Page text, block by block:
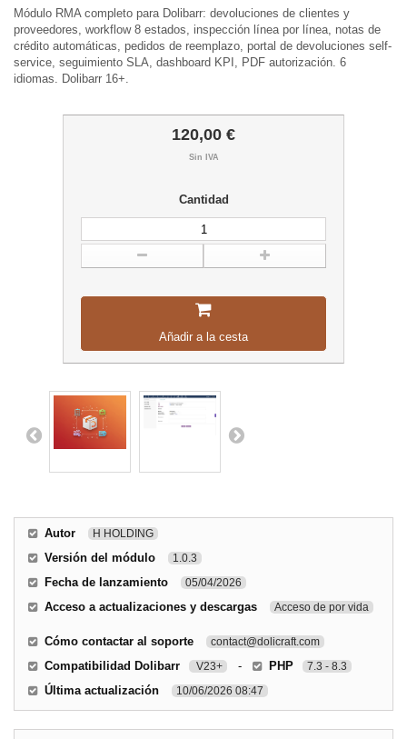
Módulo RMA completo para Dolibarr: devoluciones de clientes y
proveedores, workflow 8 estados, inspección línea por línea, notas de
crédito automáticas, pedidos de reemplazo, portal de devoluciones self-
service, seguimiento SLA, dashboard KPI, PDF autorización. 6
idiomas. Dolibarr 16+.
120,00 €
Sin IVA
Cantidad
Añadir a la cesta
Autor H HOLDING
Versión del módulo 1.0.3
Fecha de lanzamiento 05/04/2026
Acceso a actualizaciones y descargas Acceso de por vida
Cómo contactar al soporte contact@dolicraft.com
Compatibilidad Dolibarr V23+ - PHP 7.3 - 8.3
Última actualización 10/06/2026 08:47